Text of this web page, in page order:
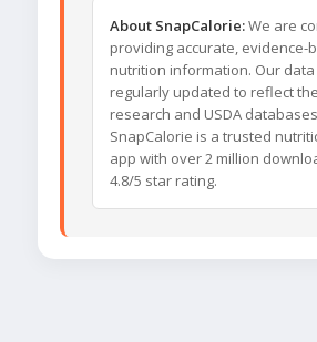
About SnapCalorie:We are
providing accurate, evidence-
nutrition information. Our data
regularly updated to reflect
research and USDA
SnapCalorie is a trusted
app with over 2 million
4.8/5 star rating.